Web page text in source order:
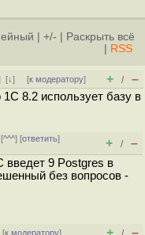
+/-
Раскрыть всё
RSS
[↓] [к модератору] + / –
8.2 использует базу в
^^^] [ответить]
+ / –
введет 9 Postgres в
без вопросов -
к модератору] + –